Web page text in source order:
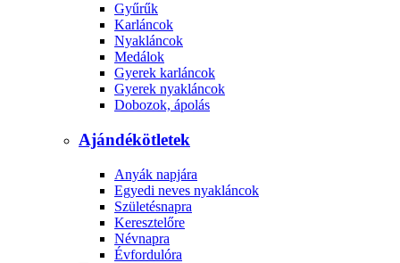
Gyűrűk
Karláncok
Nyakláncok
Medálok
Gyerek karláncok
Gyerek nyakláncok
Dobozok, ápolás
Ajándékötletek
Anyák napjára
Egyedi neves nyakláncok
Születésnapra
Keresztelőre
Névnapra
Évfordulóra